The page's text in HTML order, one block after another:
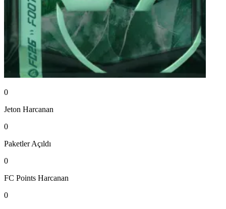
0
Jeton Harcanan
0
Paketler Açıldı
0
FC Points Harcanan
0